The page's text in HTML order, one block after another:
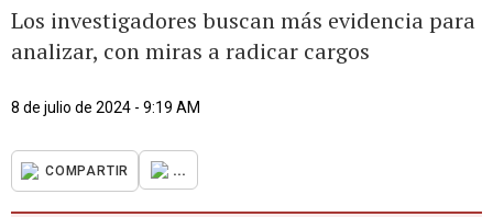
Los investigadores buscan más evidencia para
analizar, con miras a radicar cargos
8 de julio de 2024 - 9:19 AM
COMPARTIR ...